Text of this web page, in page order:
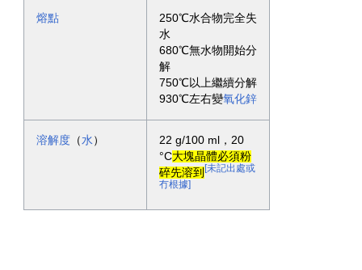
熔點
250℃水合物完全失
水
680℃無水物開始分
解
750℃以上繼續分解
930℃左右變氧化鋅
溶解度（水 ）
22 g/100 ml，20
°C大塊晶體必須粉
碎先溶到[未記出處或
冇根據]